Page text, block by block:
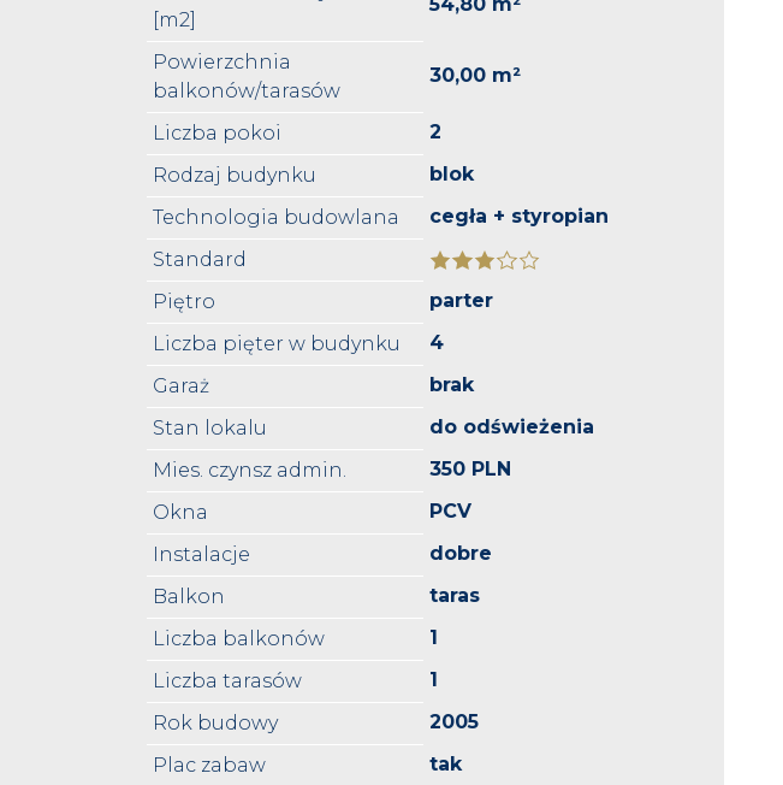
[m2]
Powierzchnia
balkonów/tarasów
30,00 m²
Liczba pokoi
2
Rodzaj budynku
blok
Technologia budowlana
cegła + styropian
Standard
Piętro
parter
Liczba pięter w budynku
4
Garaż
brak
Stan lokalu
do odświeżenia
Mies. czynsz admin.
350 PLN
Okna
PCV
Instalacje
dobre
Balkon
taras
Liczba balkonów
1
Liczba tarasów
1
Rok budowy
2005
Plac zabaw
tak